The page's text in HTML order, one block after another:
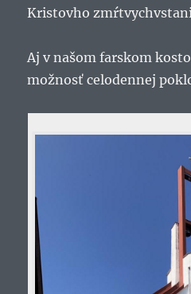
Kristovho
Aj v našom farskom
možnosť celodennej